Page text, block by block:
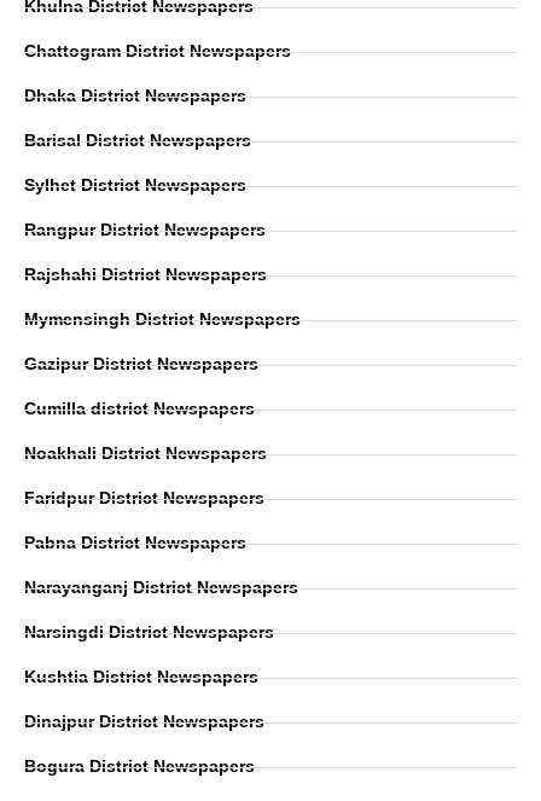
Khulna District Newspapers
Chattogram District Newspapers
Dhaka District Newspapers
Barisal District Newspapers
Sylhet District Newspapers
Rangpur District Newspapers
Rajshahi District Newspapers
Mymensingh District Newspapers
Gazipur District Newspapers
Cumilla district Newspapers
Noakhali District Newspapers
Faridpur District Newspapers
Pabna District Newspapers
Narayanganj District Newspapers
Narsingdi District Newspapers
Kushtia District Newspapers
Dinajpur District Newspapers
Bogura District Newspapers